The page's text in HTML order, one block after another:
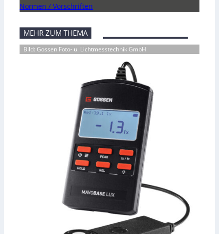
Normen / Vorschriften
MEHR ZUM THEMA
Bild: Gossen Foto- u. Lichtmesstechnik GmbH